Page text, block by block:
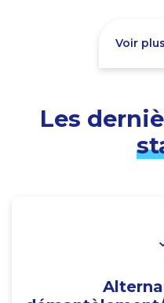
Voir
Les